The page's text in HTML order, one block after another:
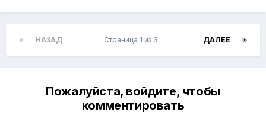
НАЗАД ДАЛЕЕ
Страница 1 из 3
Пожалуйста, войдите, чтобы
комментировать